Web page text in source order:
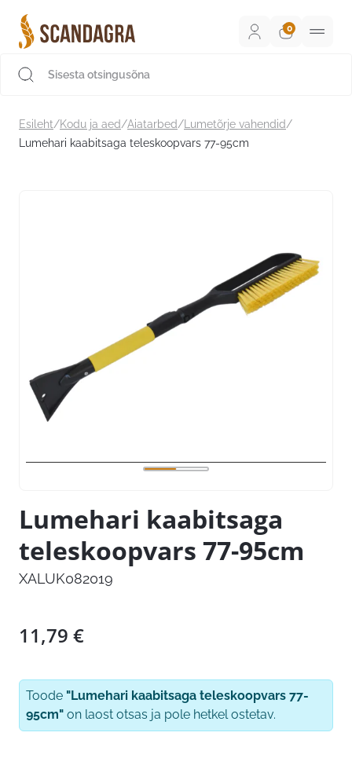
sisu
juurde
Esileht/Kodu ja aed/Aiatarbed/ Lumetõrje vahendid/
Lumehari kaabitsaga teleskoopvars 77-95cm
Lumehari kaabitsaga
teleskoopvars 77-95cm
XALUK082019
11,79 €
Toode "Lumehari kaabitsaga teleskoopvars 77-
95cm" on laost otsas ja pole hetkel ostetav.